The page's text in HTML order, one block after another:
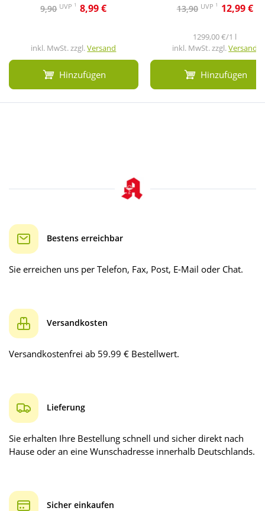
9,90 UVP 1 8,99 €
inkl. MwSt. zzgl.Versand
Hinzufügen
13,90 UVP 1 12,99 €
1299,00 €/1 l
inkl. MwSt. zzgl.Versand
Hinzufügen
Bestens erreichbar
Sie erreichen uns per Telefon, Fax, Post, E-Mail oder Chat.
Versandkosten
Versandkostenfrei ab 59.99 € Bestellwert.
Lieferung
Sie erhalten Ihre Bestellung schnell und sicher direkt nach
Hause oder an eine Wunschadresse innerhalb Deutschlands.
Sicher einkaufen